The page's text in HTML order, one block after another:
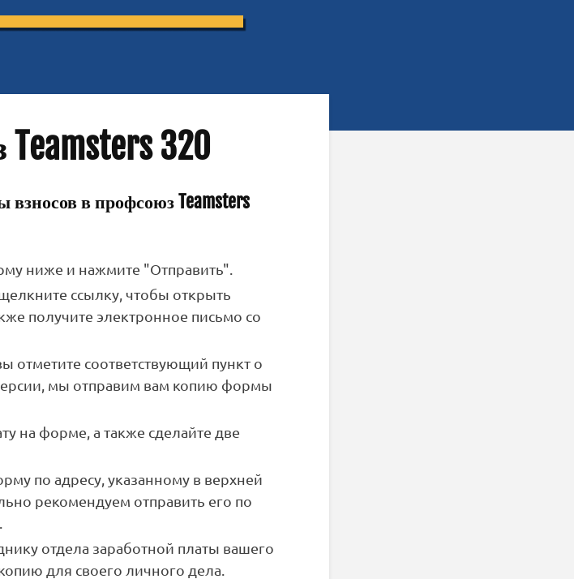
320
в профсоюз Teamsters
ниже и нажмите "Отправить".
ссылку, чтобы открыть
получите электронное письмо со
отметите соответствующий пункт о
мы отправим вам копию формы
на форме, а также сделайте две
по адресу, указанному в верхней
рекомендуем отправить его по
отдела заработной платы вашего
для своего личного дела.